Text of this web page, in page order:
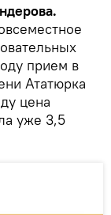
прием в
Ататюрка
цена
уже 3,5